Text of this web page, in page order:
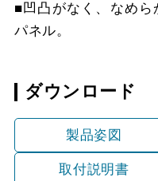
■凹凸がなく、なめ
パネル。
ダウンロード
製品姿図
取付説明書